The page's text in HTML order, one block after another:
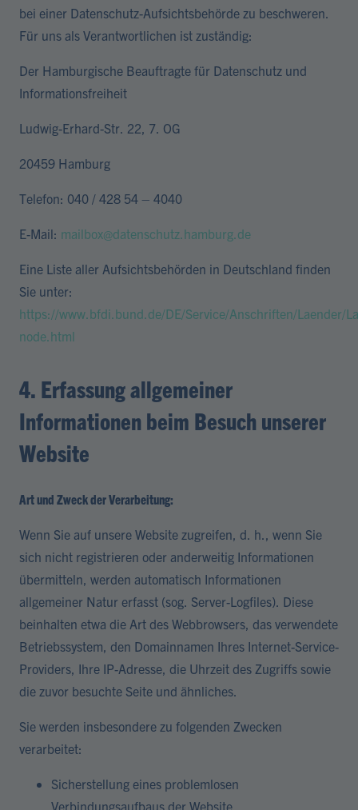
bei einer Datenschutz-Aufsichtsbehörde zu beschweren.
Für uns als Verantwortlichen ist zuständig:
Der Hamburgische Beauftragte für Datenschutz und
Informationsfreiheit
Ludwig-Erhard-Str. 22, 7. OG
20459 Hamburg
Telefon: 040 / 428 54 – 4040
E-Mail: mailbox@datenschutz.hamburg.de
Eine Liste aller Aufsichtsbehörden in Deutschland finden
Sie unter:
https://www.bfdi.bund.de/DE/Service/Anschriften/Laender/
node.html
4. Erfassung allgemeiner
Informationen beim Besuch unserer
Website
Art und Zweck der Verarbeitung:
Wenn Sie auf unsere Website zugreifen, d. h., wenn Sie
sich nicht registrieren oder anderweitig Informationen
übermitteln, werden automatisch Informationen
allgemeiner Natur erfasst (sog. Server-Logfiles). Diese
beinhalten etwa die Art des Webbrowsers, das verwendete
Betriebssystem, den Domainnamen Ihres Internet-Service-
Providers, Ihre IP-Adresse, die Uhrzeit des Zugriffs sowie
die zuvor besuchte Seite und ähnliches.
Sie werden insbesondere zu folgenden Zwecken
verarbeitet:
Sicherstellung eines problemlosen
Verbindungsaufbaus der Website,